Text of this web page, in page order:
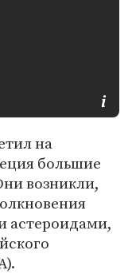
на
большие
возникли,
астероидами,